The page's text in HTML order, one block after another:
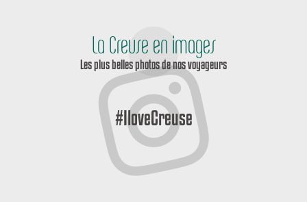
La Creuse en images
Les plus belles photos de nos voyageurs
#IloveCreuse